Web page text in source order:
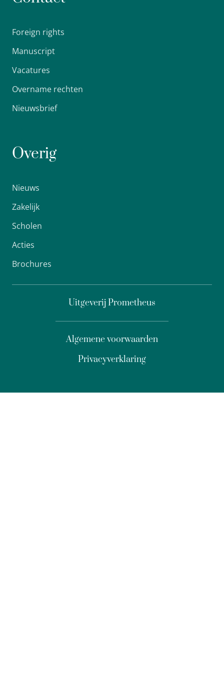
Foreign rights
Manuscript
Vacatures
Overname rechten
Nieuwsbrief
Overig
Nieuws
Zakelijk
Scholen
Acties
Brochures
Uitgeverij Prometheus
Privacyverklaring
Algemene voorwaarden